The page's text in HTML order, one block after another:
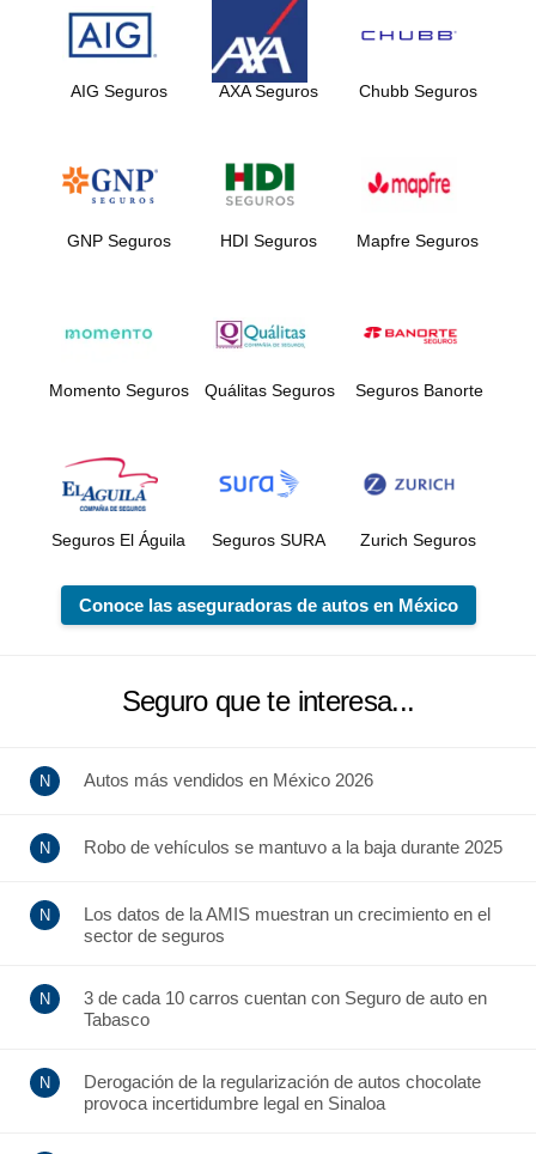
AIG Seguros AXA Seguros Chubb Seguros
GNP Seguros HDI Seguros Mapfre Seguros
Momento Seguros Quálitas Seguros Seguros Banorte
Seguros El Águila Seguros SURA Zurich Seguros
Conoce las aseguradoras de autos en México
Seguro que te interesa...
Autos más vendidos en México 2026
Robo de vehículos se mantuvo a la baja durante 2025
Los datos de la AMIS muestran un crecimiento en el
sector de seguros
3 de cada 10 carros cuentan con Seguro de auto en
Tabasco
Derogación de la regularización de autos chocolate
provoca incertidumbre legal en Sinaloa